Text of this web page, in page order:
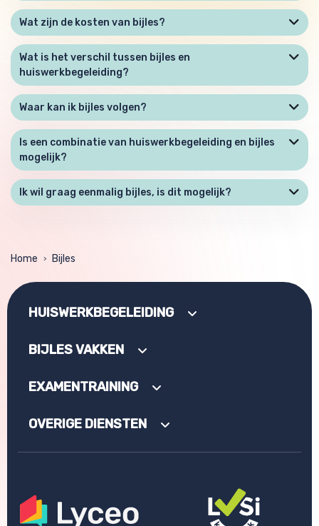
Wat zijn de kosten van bijles?
Wat is het verschil tussen bijles en
huiswerkbegeleiding?
Waar kan ik bijles volgen?
Is een combinatie van huiswerkbegeleiding en bijles
mogelijk?
Ik wil graag eenmalig bijles, is dit mogelijk?
Home > Bijles
HUISWERKBEGELEIDING
BIJLES VAKKEN
EXAMENTRAINING
OVERIGE DIENSTEN